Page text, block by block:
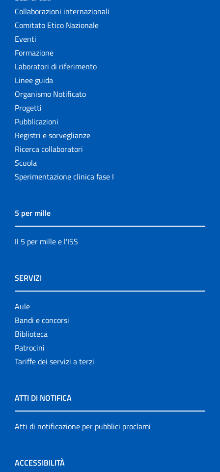
Collaborazioni internazionali
Comitato Etico Nazionale
Eventi
Formazione
Laboratori di riferimento
Linee guida
Organismo Notificato
Progetti
Pubblicazioni
Registri e sorveglianze
Ricerca collaboratori
Scuola
Sperimentazione clinica fase I
5 per mille
Il 5 per mille e l'ISS
SERVIZI
Aule
Bandi e concorsi
Biblioteca
Patrocini
Tariffe dei servizi a terzi
ATTI DI NOTIFICA
Atti di notificazione per pubblici proclami
ACCESSIBILITÀ